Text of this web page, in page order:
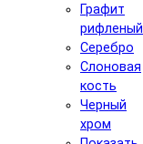
Графит
рифленый
Серебро
Слоновая
кость
Черный
хром